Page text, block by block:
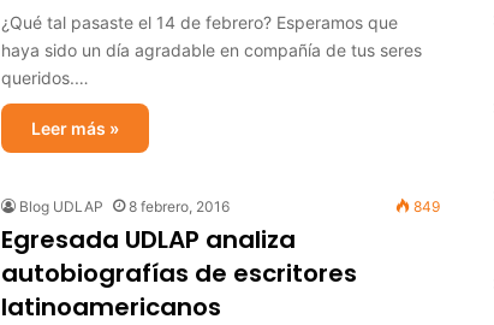
¿Qué tal pasaste el 14 de febrero? Esperamos que
haya sido un día agradable en compañía de tus seres
queridos.…
Leer más »
Blog UDLAP 8 febrero, 2016 849
Egresada UDLAP analiza
autobiografías de escritores
latinoamericanos